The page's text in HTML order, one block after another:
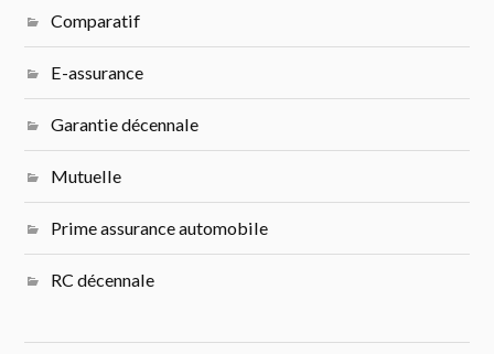
Comparatif
E-assurance
Garantie décennale
Mutuelle
Prime assurance automobile
RC décennale